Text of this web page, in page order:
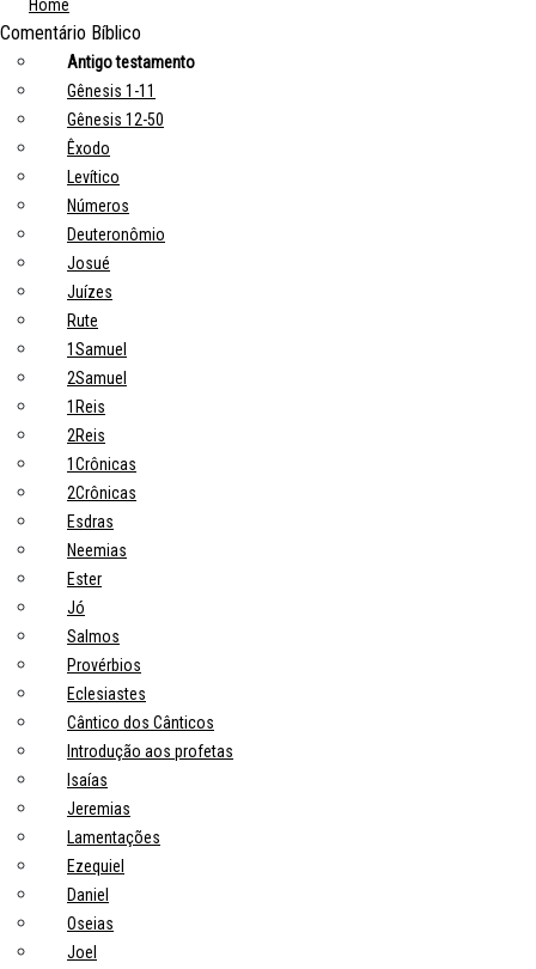
Home
Comentário Bíblico
Antigo testamento
Gênesis 1-11
Gênesis 12-50
Êxodo
Levítico
Números
Deuteronômio
Josué
Juízes
Rute
1Samuel
2Samuel
1Reis
2Reis
1Crônicas
2Crônicas
Esdras
Neemias
Ester
Jó
Salmos
Provérbios
Eclesiastes
Cântico dos Cânticos
Introdução aos profetas
Isaías
Jeremias
Lamentações
Ezequiel
Daniel
Oseias
Joel